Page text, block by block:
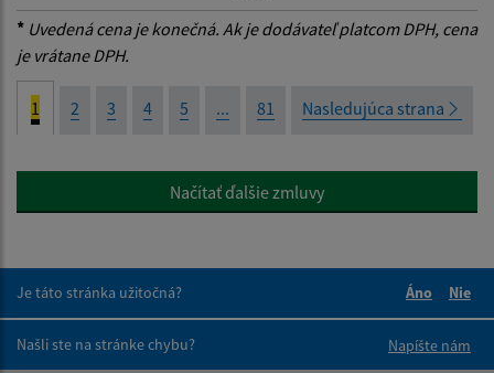
* Uvedená cena je konečná. Ak je dodávateľ platcom DPH, cena
je vrátane DPH.
1 2 3 4 5 ... 81 Nasledujúca strana
Načítať ďalšie zmluvy
Je táto stránka užitočná?
Áno
Nie
Našli ste na stránke chybu?
Napíšte nám